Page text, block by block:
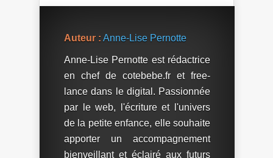
Auteur : Anne-Lise Pernotte
Anne-Lise Pernotte est rédactrice
en chef de cotebebe.fr et free-
lance dans le digital. Passionnée
par le web, l'écriture et l'univers
de la petite enfance, elle souhaite
apporter un accompagnement
bienveillant et éclairé aux futurs